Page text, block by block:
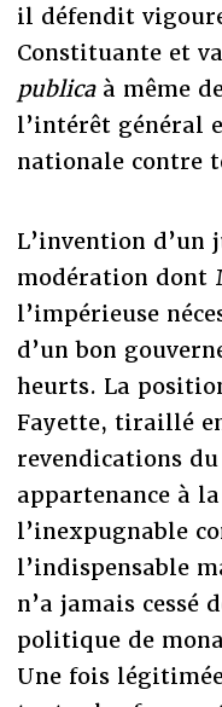
il défendit
Constituante et
publicaà même
l’intérêt général
nationale contre
L’invention d’un
modération dont
l’impérieuse
d’un bon
heurts. La
Fayette, tiraillé
revendications
appartenance à
l’inexpugnable
l’indispensable
n’a jamais cessé
politique de
Une fois